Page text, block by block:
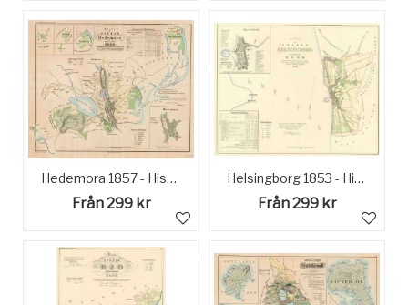
Hedemora 1857 - Historisk Karta
Från 299 kr
Helsingborg 1853 - Historisk Karta
Från 299 kr